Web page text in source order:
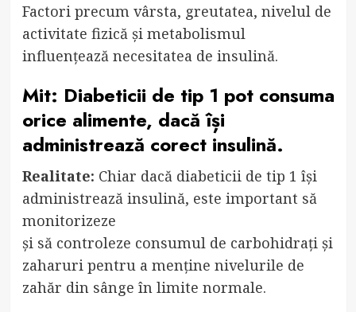
Factori precum vârsta, greutatea, nivelul de
activitate fizică și metabolismul
influențează necesitatea de insulină.
Mit: Diabeticii de tip 1 pot consuma
orice alimente, dacă își
administrează corect insulină.
Realitate: Chiar dacă diabeticii de tip 1 își
administrează insulină, este important să
monitorizeze
și să controleze consumul de carbohidrați și
zaharuri pentru a menține nivelurile de
zahăr din sânge în limite normale.